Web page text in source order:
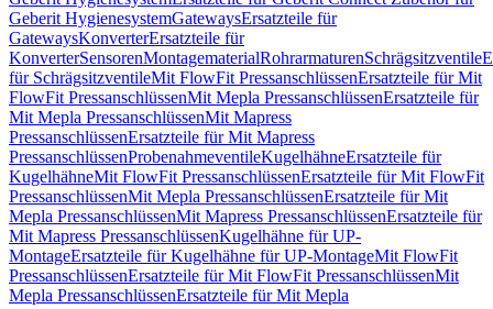
Geberit HygienesystemGatewaysErsatzteile für
GatewaysKonverterErsatzteile für
KonverterSensorenMontagematerialRohrarmaturenSchrägsitzventile
für SchrägsitzventileMit FlowFit PressanschlüssenErsatzteile für Mit
FlowFit PressanschlüssenMit Mepla PressanschlüssenErsatzteile für
Mit Mepla PressanschlüssenMit Mapress
PressanschlüssenErsatzteile für Mit Mapress
PressanschlüssenProbenahmeventileKugelhähneErsatzteile für
KugelhähneMit FlowFit PressanschlüssenErsatzteile für Mit FlowFit
PressanschlüssenMit Mepla PressanschlüssenErsatzteile für Mit
Mepla PressanschlüssenMit Mapress PressanschlüssenErsatzteile für
Mit Mapress PressanschlüssenKugelhähne für UP-
MontageErsatzteile für Kugelhähne für UP-MontageMit FlowFit
PressanschlüssenErsatzteile für Mit FlowFit PressanschlüssenMit
Mepla PressanschlüssenErsatzteile für Mit Mepla